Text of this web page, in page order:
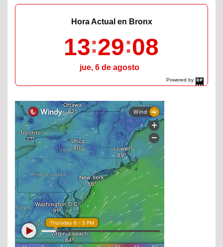
Powered by
DaysPedia.com
Hora Actual en Bronx
13 29 09
jue, 6 de agosto